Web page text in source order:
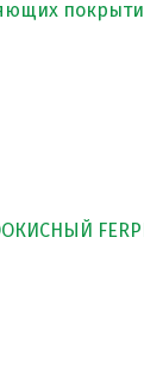
покрытия